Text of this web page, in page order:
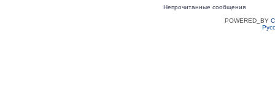
Непрочитанные сообщения
POWERED_BY